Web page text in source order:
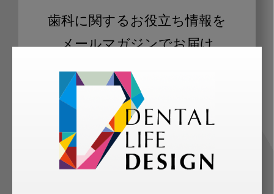
歯科に関するお役立ち情報を
メールマガジンでお届け
ご登録いただいた職種（歯科医師、歯
科衛生士、歯科技工士）に合わせた内
容のメールマガジンをお届けします。